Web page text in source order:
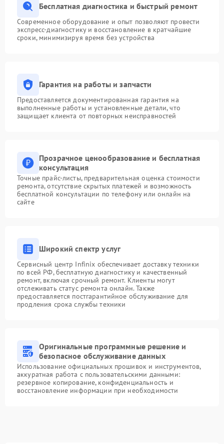
Бесплатная диагностика и быстрый ремонт
Современное оборудование и опыт позволяют провести
экспресс-диагностику и восстановление в кратчайшие
сроки, минимизируя время без устройства
Гарантия на работы и запчасти
Предоставляется документированная гарантия на
выполненные работы и установленные детали, что
защищает клиента от повторных неисправностей
Прозрачное ценообразование и бесплатная
консультация
Точные прайс-листы, предварительная оценка стоимости
ремонта, отсутствие скрытых платежей и возможность
бесплатной консультации по телефону или онлайн на
сайте
Широкий спектр услуг
Сервисный центр Infinix обеспечивает доставку техники
по всей РФ, бесплатную диагностику и качественный
ремонт, включая срочный ремонт. Клиенты могут
отслеживать статус ремонта онлайн. Также
предоставляется постгарантийное обслуживание для
продления срока службы техники
Оригинальные программные решение и
безопасное обслуживание данных
Использование официальных прошивок и инструментов,
аккуратная работа с пользовательскими данными:
резервное копирование, конфиденциальность и
восстановление информации при необходимости